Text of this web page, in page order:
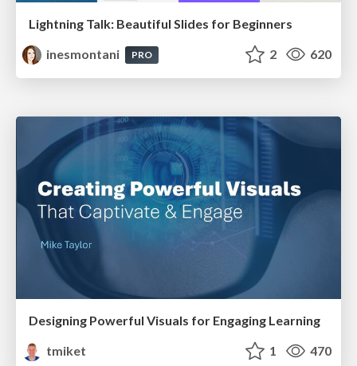
Lightning Talk: Beautiful Slides for Beginners
inesmontani
PRO 2 620
Designing Powerful Visuals for Engaging Learning
tmiket
1 470